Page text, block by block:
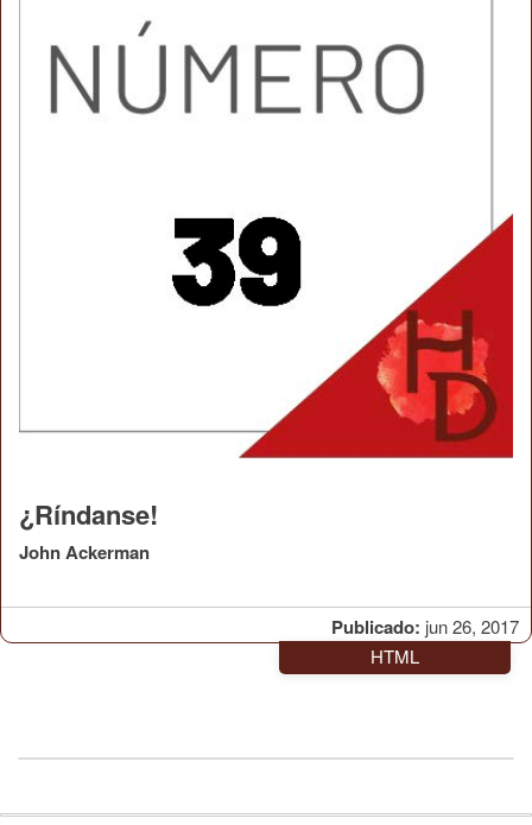
Publicado: jun 26, 2017
¿Ríndanse!
John Ackerman
HTML